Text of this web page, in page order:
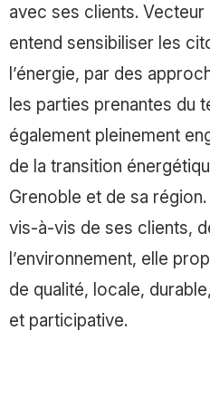
avec ses clients. Vecteur
entend sensibiliser les
l’énergie, par des
les parties prenantes du
également pleinement
de la transition
Grenoble et de sa
vis-à-vis de ses clients,
l’environnement, elle
de qualité, locale,
et participative.